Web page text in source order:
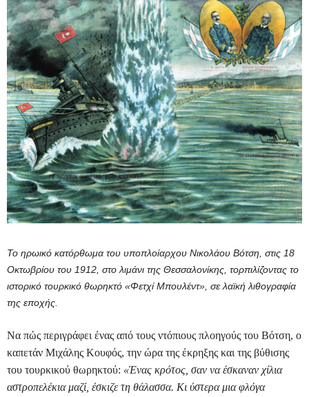
Το ηρωικό κατόρθωμα του υποπλοίαρχου Νικολάου Βότση, στις 18
Οκτωβρίου του 1912, στο λιμάνι της Θεσσαλονίκης, τορπιλίζοντας το
ιστορικό τουρκικό θωρηκτό «Φετχί Μπουλέντ», σε λαϊκή λιθογραφία
της εποχής.
Να πώς περιγράφει ένας από τους ντόπιους πλοηγούς του Βότση, ο
καπετάν Μιχάλης Κουφός, την ώρα της έκρηξης και της βύθισης
του τουρκικού θωρηκτού: «Ένας κρότος, σαν να έσκαναν χίλια
αστροπελέκια μαζί, έσκιζε τη θάλασσα. Κι ύστερα μια φλόγα